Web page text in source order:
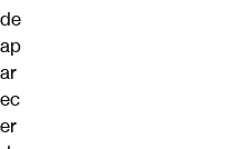
de
ap
ar
ec
er